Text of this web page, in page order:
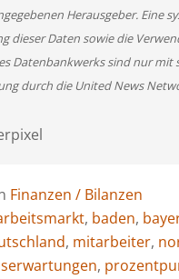
Herausgeber. Eine
dieser Daten sowie die
Datenbankwerks sind nur mit
durch die United News
Finanzen / Bilanzen
, baden,
, mitarbeiter,
,